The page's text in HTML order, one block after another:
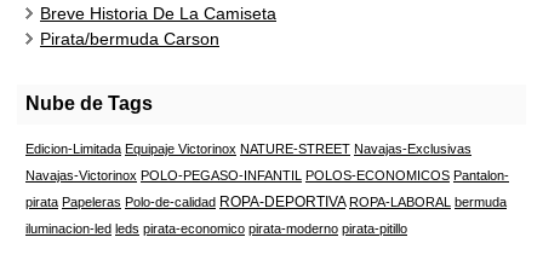
Breve Historia De La Camiseta
Pirata/bermuda Carson
Nube de Tags
Edicion-Limitada Equipaje Victorinox NATURE-STREET Navajas-Exclusivas
Navajas-Victorinox POLO-PEGASO-INFANTIL POLOS-ECONOMICOS Pantalon-
pirata Papeleras Polo-de-calidad ROPA-DEPORTIVA ROPA-LABORAL
bermuda
iluminacion-led leds pirata-economico pirata-moderno pirata-pitillo